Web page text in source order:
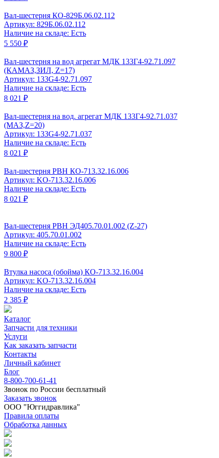
Вал-шестерня КО-829Б.06.02.112
Артикул: 829Б.06.02.112
Наличие на складе: Есть
5 550 ₽
Вал-шестерня на вод агрегат МДК 133Г4-92.71.097
(КАМАЗ,ЗИЛ, Z=17)
Артикул: 133G4-92.71.097
Наличие на складе: Есть
8 021 ₽
Вал-шестерня на вод. агрегат МДК 133Г4-92.71.037
(МАЗ,Z=20)
Артикул: 133G4-92.71.037
Наличие на складе: Есть
8 021 ₽
Вал-шестерня РВН КО-713.32.16.006
Артикул: KO-713.32.16.006
Наличие на складе: Есть
8 021 ₽
Вал-шестерня РВН ЭД405.70.01.002 (Z-27)
Артикул: 405.70.01.002
Наличие на складе: Есть
9 800 ₽
Втулка насоса (обойма) КО-713.32.16.004
Артикул: KO-713.32.16.004
Наличие на складе: Есть
2 385 ₽
Каталог
Запчасти для техники
Услуги
Как заказать запчасти
Контакты
Личный кабинет
Блог
8-800-700-61-41
Звонок по России бесплатный
Заказать звонок
ООО "Юггидравлика"
Правила оплаты
Обработка данных